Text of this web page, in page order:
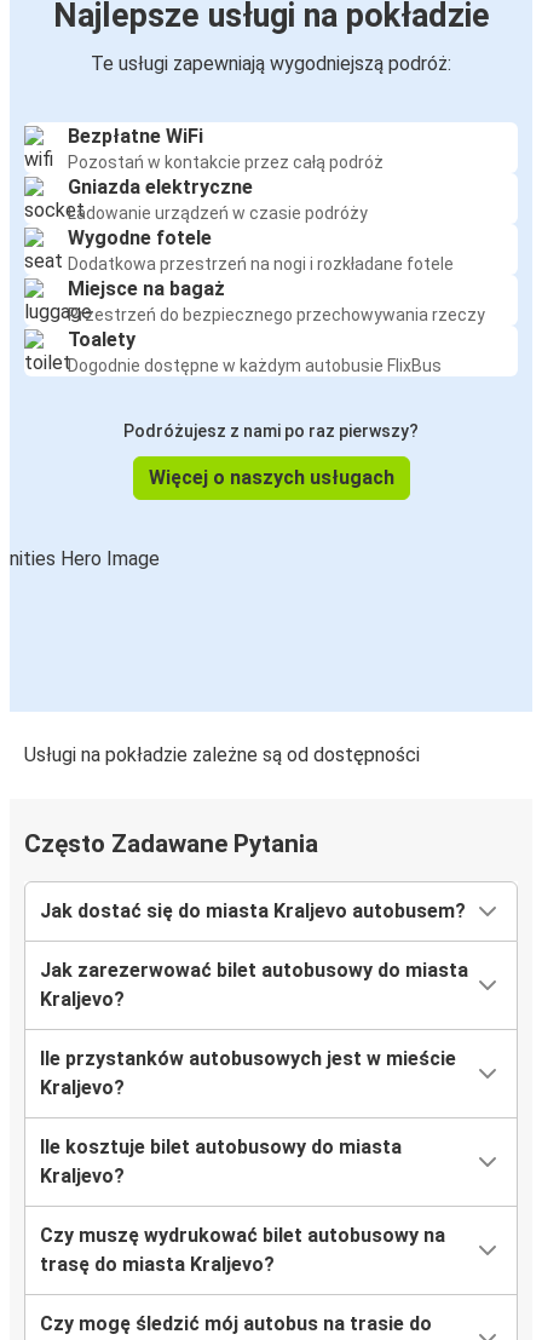
Najlepsze usługi na pokładzie
Te usługi zapewniają wygodniejszą podróż:
Bezpłatne WiFi
Pozostań w kontakcie przez całą podróż
Gniazda elektryczne
Ładowanie urządzeń w czasie podróży
Wygodne fotele
Dodatkowa przestrzeń na nogi i rozkładane fotele
Miejsce na bagaż
Przestrzeń do bezpiecznego przechowywania rzeczy
Toalety
Dogodnie dostępne w każdym autobusie FlixBus
Podróżujesz z nami po raz pierwszy?
Więcej o naszych usługach
Usługi na pokładzie zależne są od dostępności
Często Zadawane Pytania
Jak dostać się do miasta Kraljevo autobusem?
Jak zarezerwować bilet autobusowy do miasta
Kraljevo?
Ile przystanków autobusowych jest w mieście
Kraljevo?
Ile kosztuje bilet autobusowy do miasta
Kraljevo?
Czy muszę wydrukować bilet autobusowy na
trasę do miasta Kraljevo?
Czy mogę śledzić mój autobus na trasie do